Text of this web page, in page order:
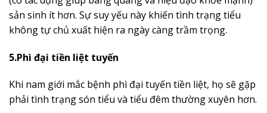
sản sinh ít hơn. Sự suy yếu này khiến tình trạng tiểu
không tự chủ xuất hiện ra ngày càng trầm trọng.
5.Phì đại tiền liệt tuyến
Khi nam giới mắc bệnh phì đại tuyến tiền liệt, họ sẽ gặp
phải tình trạng són tiểu và tiểu đêm thường xuyên hơn.